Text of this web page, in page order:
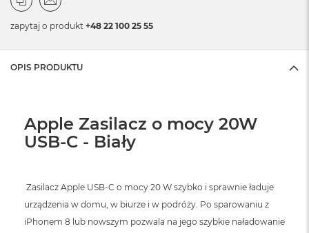
zapytaj o produkt +48 22 100 25 55
OPIS PRODUKTU
Apple Zasilacz o mocy 20W
USB-C - Biały
Zasilacz Apple USB‑C o mocy 20 W szybko i sprawnie ładuje
urządzenia w domu, w biurze i w podróży. Po sparowaniu z
iPhonem 8 lub nowszym pozwala na jego szybkie naładowanie